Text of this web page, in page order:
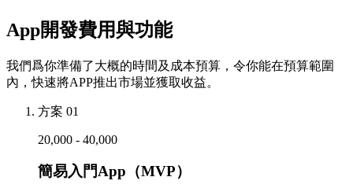
App開發費用與功能
我們爲你準備了大概的時間及成本預算，令你能在預算範圍
內，快速將APP推出市場並獲取收益。
方案 01
20,000 - 40,000
簡易入門App（MVP）